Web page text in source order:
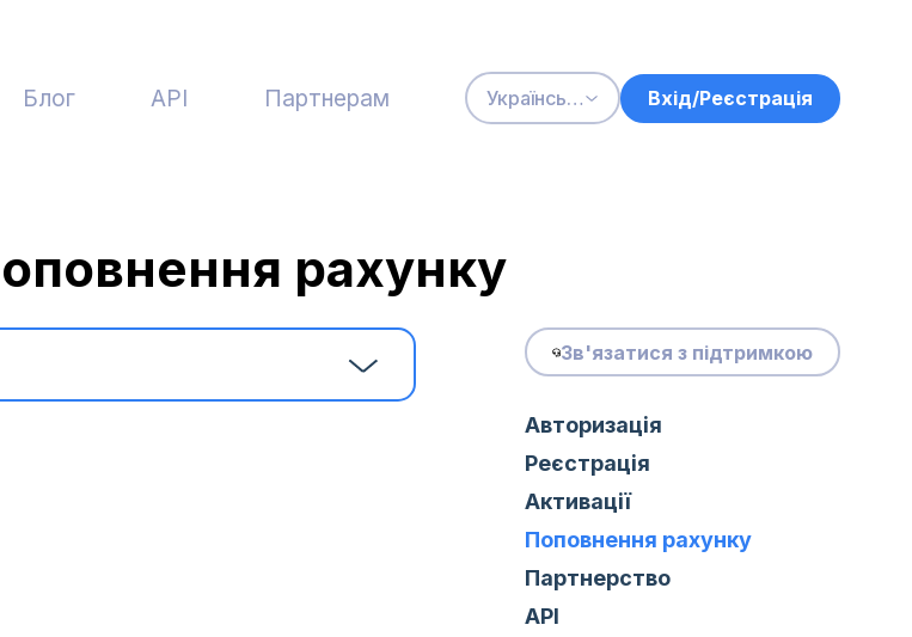
Блог API Партнерам Українська Вхід/Реєстрація
рахунку
Зв'язатися з підтримкою
Авторизація
Реєстрація
Активації
Поповнення рахунку
Партнерство
API